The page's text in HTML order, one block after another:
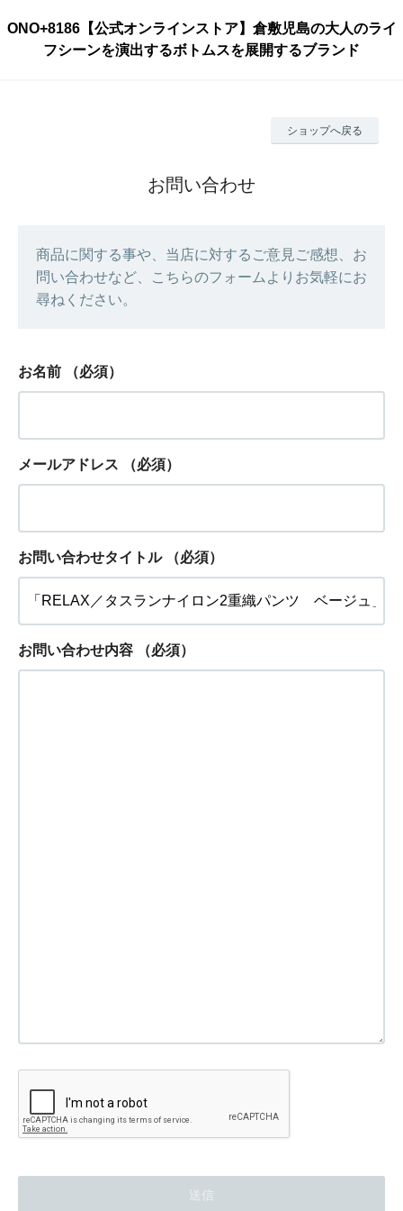
ONO+8186【公式オンラインストア】倉敷児島の大人のライ
フシーンを演出するボトムスを展開するブランド
ショップへ戻る
お問い合わせ
商品に関する事や、当店に対するご意見ご感想、お
問い合わせなど、こちらのフォームよりお気軽にお
尋ねください。
お名前 （必須）
メールアドレス （必須）
お問い合わせタイトル （必須）
お問い合わせ内容 （必須）